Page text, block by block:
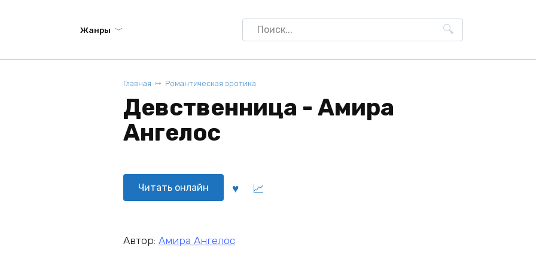
Жанры
Search
for:
Главная Романтическая эротика
Девственница - Амира
Ангелос
Читать онлайн
Автор: Амира Ангелос